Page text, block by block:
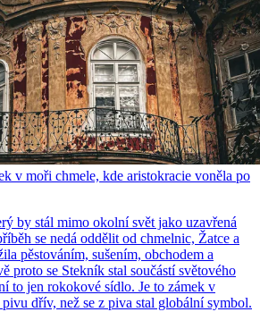
v moři chmele, kde aristokracie voněla po
by stál mimo okolní svět jako uzavřená
se nedá oddělit od chmelnic, Žatce a
pěstováním, sušením, obchodem a
proto se Stekník stal součástí světového
to jen rokokové sídlo. Je to zámek v
dřív, než se z piva stal globální symbol.